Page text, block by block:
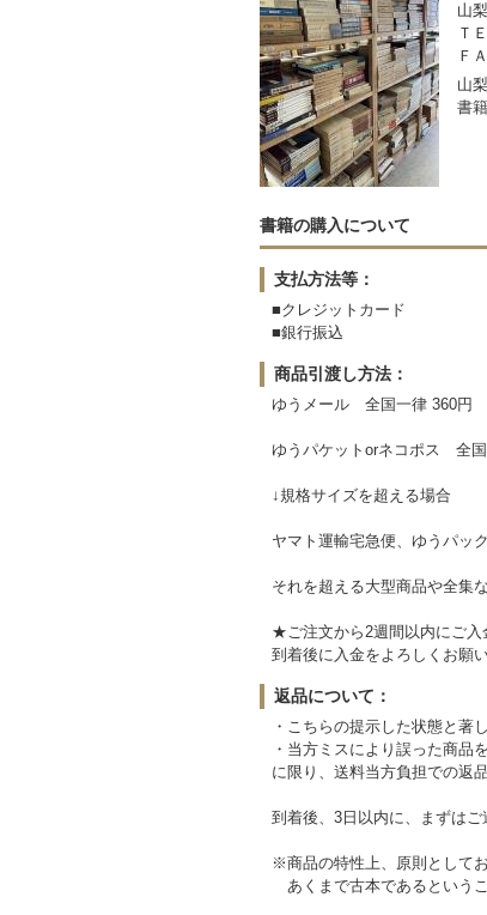
山
Ｔ
Ｆ
山
書
書籍の購入について
支払方法等：
■クレジットカード
■銀行振込
商品引渡し方法：
ゆうメール 全国一律 360円
ゆうパケットorネコポス 全
↓規格サイズを超える場合
ヤマト運輸宅急便、ゆうパ
それを超える大型商品や全集
★ご注文から2週間以内にご入
到着後に入金をよろしくお願い
返品について：
・こちらの提示した状態と著
・当方ミスにより誤った商品
に限り、送料当方負担での返
到着後、3日以内に、まずは
※商品の特性上、原則として
あくまで古本であるという